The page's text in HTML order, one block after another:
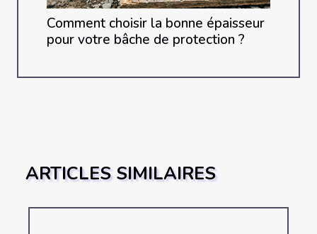
Comment choisir la bonne épaisseur
pour votre bâche de protection ?
ARTICLES SIMILAIRES